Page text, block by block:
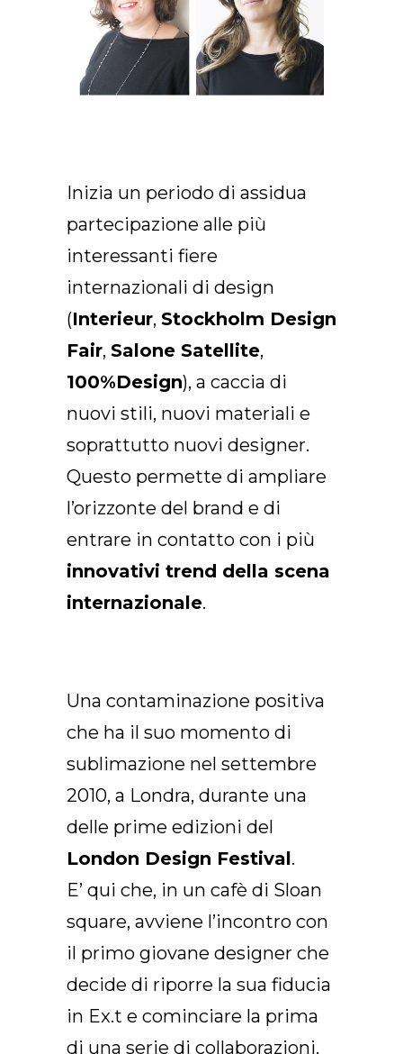
Inizia un periodo di assidua
partecipazione alle più
interessanti fiere
internazionali di design
(Interieur, Stockholm Design
Fair, Salone Satellite,
100%Design), a caccia di
nuovi stili, nuovi materiali e
soprattutto nuovi designer.
Questo permette di ampliare
l’orizzonte del brand e di
entrare in contatto con i più
innovativi trend della scena
internazionale.
Una contaminazione positiva
che ha il suo momento di
sublimazione nel settembre
2010, a Londra, durante una
delle prime edizioni del
London Design Festival.
E’ qui che, in un cafè di Sloan
square, avviene l’incontro con
il primo giovane designer che
decide di riporre la sua fiducia
in Ex.t e cominciare la prima
di una serie di collaborazioni.